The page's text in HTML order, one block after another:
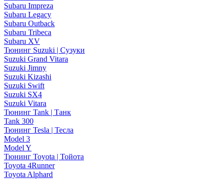
Subaru Impreza
Subaru Legacy
Subaru Outback
Subaru Tribeca
Subaru XV
Тюнинг Suzuki | Сузуки
Suzuki Grand Vitara
Suzuki Jimny
Suzuki Kizashi
Suzuki Swift
Suzuki SX4
Suzuki Vitara
Тюнинг Tank | Танк
Tank 300
Тюнинг Tesla | Тесла
Model 3
Model Y
Тюнинг Toyota | Тойота
Toyota 4Runner
Toyota Alphard